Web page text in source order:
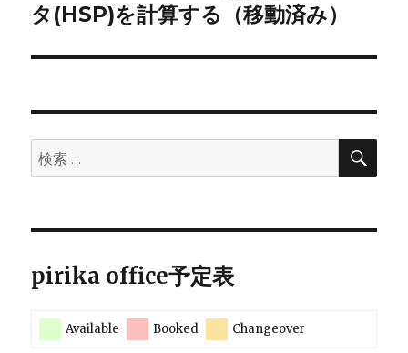
ー
シ
ン
の
稿:
タ(HSP)を計算する（移動済み）
検
索:
検
pirika office予定表
Available Booked Changeover